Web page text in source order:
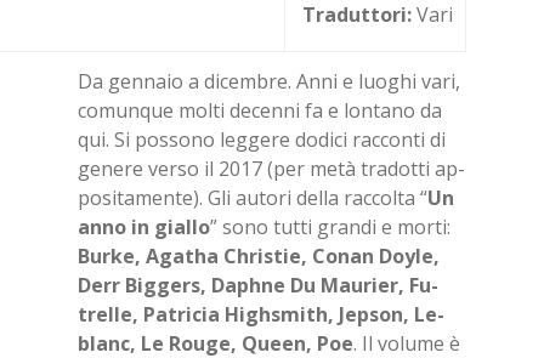
Traduttori:Vari
Da gen­na­io a di­cem­bre. Anni e luo­ghi vari,
co­mun­que mol­ti de­cen­ni fa e lon­ta­no da
qui. Si pos­so­no leg­ge­re do­di­ci rac­con­ti di
ge­ne­re ver­so il 2017 (per metà tra­dot­ti ap­
po­si­ta­men­te). Gli au­to­ri del­la rac­col­ta “Un
anno in gial­lo” sono tut­ti gran­di e mor­ti:
Bur­ke, Aga­tha Chri­stie, Co­nan Doy­le,
Derr Big­gers, Da­ph­ne Du Mau­rier, Fu­
trel­le, Pa­tri­cia Hi­gh­smi­th, Jep­son, Le­
blanc, Le Rou­ge, Queen, Poe. Il vo­lu­me è